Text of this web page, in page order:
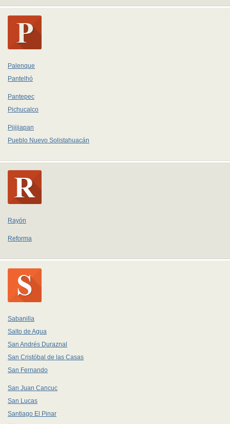
Palenque
Pantelhó
Pantepec
Pichucalco
Pijijiapan
Pueblo Nuevo Solistahuacán
Rayón
Reforma
Sabanilla
Salto de Agua
San Andrés Duraznal
San Cristóbal de las Casas
San Fernando
San Juan Cancuc
San Lucas
Santiago El Pinar